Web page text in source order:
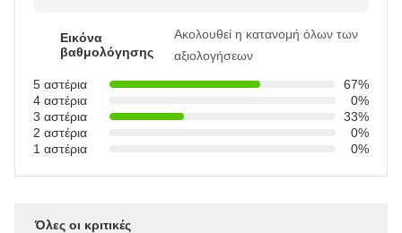
Εικόνα
βαθμολόγησης
Ακολουθεί η κατανομή όλων των
αξιολογήσεων
5 αστέρια
67%
4 αστέρια
0%
3 αστέρια
33%
2 αστέρια
0%
1 αστέρια
0%
Όλες οι κριτικές